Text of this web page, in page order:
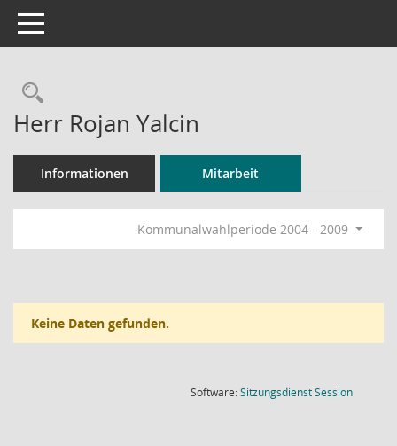
Toggle navigation
Rechercheauswahl
Herr Rojan Yalcin
Informationen Mitarbeit
Kommunalwahlperiode 2004 - 2009
Keine Daten gefunden.
Software:SitzungsdienstSession(Wird in